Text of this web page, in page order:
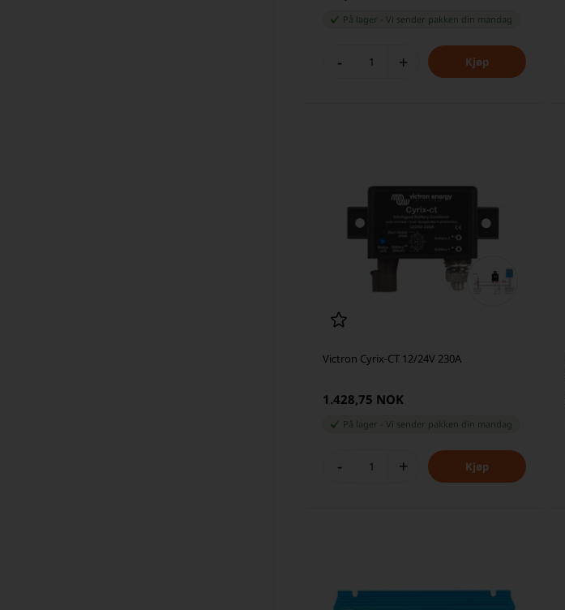
På lager -Vi sender pakken din mandag
- +
Victron Cyrix-CT 12/24V 230A
1.428,75 NOK
På lager -Vi sender pakken din mandag
- +